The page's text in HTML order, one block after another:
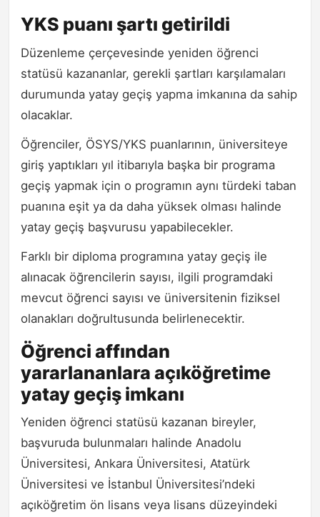
YKS puanı şartı getirildi
Düzenleme çerçevesinde yeniden öğrenci
statüsü kazananlar, gerekli şartları karşılamaları
durumunda yatay geçiş yapma imkanına da sahip
olacaklar.
Öğrenciler, ÖSYS/YKS puanlarının, üniversiteye
giriş yaptıkları yıl itibarıyla başka bir programa
geçiş yapmak için o programın aynı türdeki taban
puanına eşit ya da daha yüksek olması halinde
yatay geçiş başvurusu yapabilecekler.
Farklı bir diploma programına yatay geçiş ile
alınacak öğrencilerin sayısı, ilgili programdaki
mevcut öğrenci sayısı ve üniversitenin fiziksel
olanakları doğrultusunda belirlenecektir.
Öğrenci affından
yararlananlara açıköğretime
yatay geçiş imkanı
Yeniden öğrenci statüsü kazanan bireyler,
başvuruda bulunmaları halinde Anadolu
Üniversitesi, Ankara Üniversitesi, Atatürk
Üniversitesi ve İstanbul Üniversitesi’ndeki
açıköğretim ön lisans veya lisans düzeyindeki